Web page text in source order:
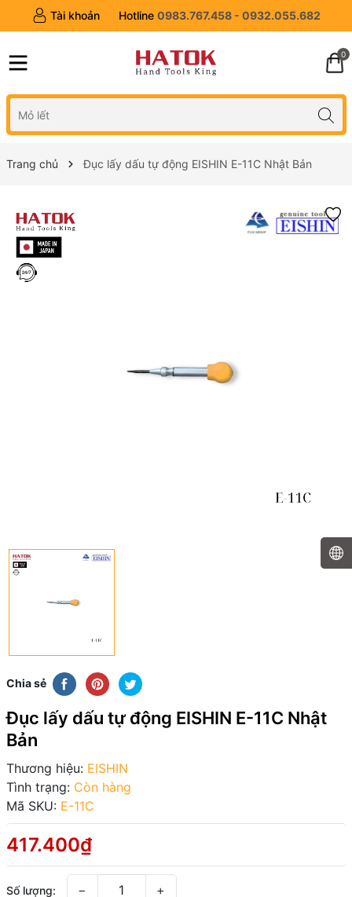
Tài khoản Hotline 0983.767.458 - 0932.055.682
0
Trang chủ Đục lấy dấu tự động EISHIN E-11C Nhật Bản
Chia sẻ
Đục lấy dấu tự động EISHIN E-11C Nhật
Bản
Thương hiệu: EISHIN
Tình trạng: Còn hàng
Mã SKU: E-11C
417.400₫
Số lượng: − +